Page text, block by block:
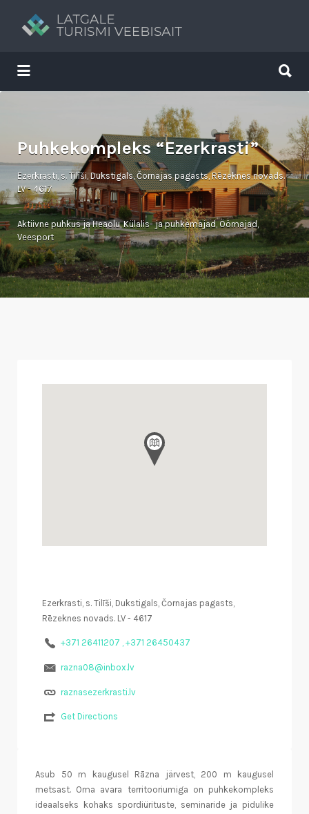
Tavs brīvdienu ceļvedis
Search
for:
for:
Puhkekompleks “Ezerkrasti”
Ezerkrasti, s. Tilīši, Dukstigals, Čornajas pagasts, Rēzeknes novads.
LV - 4617
Aktiivne puhkus ja Heaolu,Külalis- ja puhkemajad,Öömajad,
Veesport
Ezerkrasti, s. Tilīši, Dukstigals, Čornajas pagasts,
Rēzeknes novads. LV - 4617
+371 26411207 , +371 26450437
razna08@inbox.lv
raznasezerkrasti.lv
Get Directions
Asub 50 m kaugusel Rāzna järvest, 200 m kaugusel
metsast. Oma avara territooriumiga on puhkekompleks
ideaalseks kohaks spordiürituste, seminaride ja pidulike